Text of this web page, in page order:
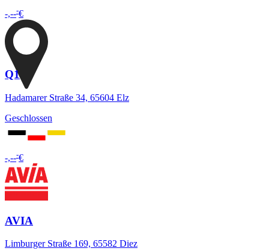
-,---€
Q1
Hadamarer Straße 34, 65604 Elz
Geschlossen
-,---€
AVIA
Limburger Straße 169, 65582 Diez